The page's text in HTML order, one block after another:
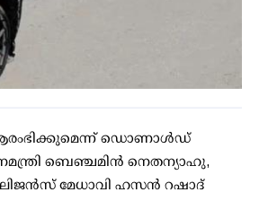
ആരംഭിക്കുമെന്ന് ഡൊണാൾഡ്
ബെഞ്ചമിൻ നെതന്യാഹു,
മേധാവി ഹസൻ റഷാദ്